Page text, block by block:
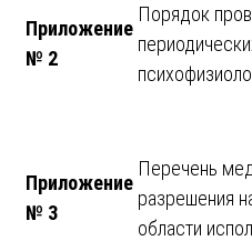
Приложение
№ 2
Порядок
Приложение
№ 3
Перечень
разрешения
области